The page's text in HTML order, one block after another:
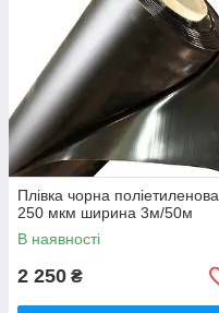
Плівка чорна поліетиленова
250 мкм ширина 3м/50м
В наявності
2 250 ₴